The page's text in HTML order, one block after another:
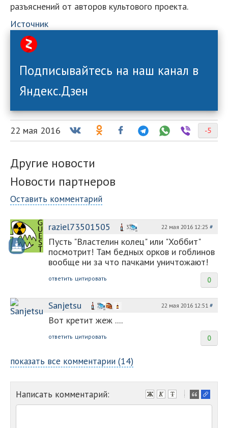
разъяснений от авторов культового проекта.
Источник
Подписывайтесь на наш канал в
Яндекс.Дзен
-5
22 мая 2016
Другие новости
Новости партнеров
Оставить комментарий
raziel73501505 22 мая 2016 12:25 #
3
Пусть "Властелин колец" или "Хоббит"
посмотрит! Там бедных орков и гоблинов
вообще ни за что пачками уничтожают!
0
ответить цитировать
Sanjetsu 22 мая 2016 12:51 #
Вот кретит жеж ....
0
ответить цитировать
показать все комментарии (14)
Написать комментарий:
-
-